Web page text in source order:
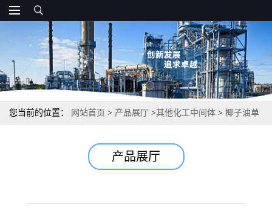
您当前的位置： 网站首页 > 产品展厅 >其他化工中间体 > 椰子油单
产品展厅